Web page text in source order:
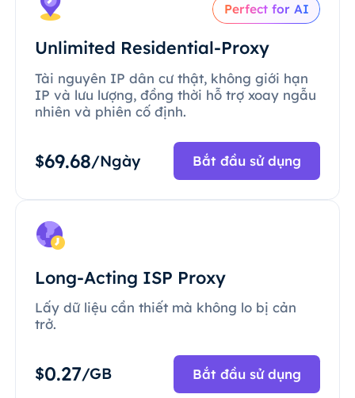
Perfect for AI
Unlimited Residential-Proxy
Tài nguyên IP dân cư thật, không giới hạn
IP và lưu lượng, đồng thời hỗ trợ xoay ngẫu
nhiên và phiên cố định.
$69.68/Ngày Bắt đầu sử dụng
Long-Acting ISP Proxy
Lấy dữ liệu cần thiết mà không lo bị cản
trở.
$0.27/GB Bắt đầu sử dụng